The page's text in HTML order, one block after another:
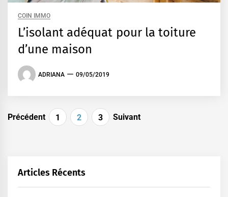
COIN IMMO
L’isolant adéquat pour la toiture
d’une maison
ADRIANA 09/05/2019
Pagination
Précédent 1 2 3 Suivant
Articles Récents